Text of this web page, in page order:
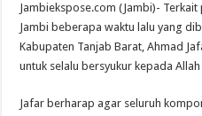
Jambiekspose.com (Jambi)- Terkait
Jambi beberapa waktu lalu yang
Kabupaten Tanjab Barat, Ahmad
untuk selalu bersyukur kepada Allah
Jafar berharap agar seluruh